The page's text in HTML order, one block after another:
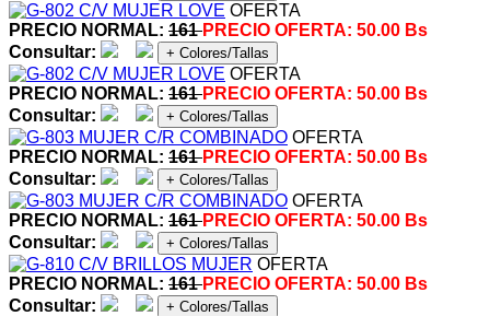
OFERTA
PRECIO NORMAL: 161PRECIO OFERTA: 50.00 Bs
Consultar:
+ Colores/Tallas
OFERTA
PRECIO NORMAL: 161PRECIO OFERTA: 50.00 Bs
Consultar:
+ Colores/Tallas
OFERTA
PRECIO NORMAL: 161PRECIO OFERTA: 50.00 Bs
Consultar:
+ Colores/Tallas
OFERTA
PRECIO NORMAL: 161PRECIO OFERTA: 50.00 Bs
Consultar:
+ Colores/Tallas
OFERTA
PRECIO NORMAL: 161PRECIO OFERTA: 50.00 Bs
Consultar:
+ Colores/Tallas